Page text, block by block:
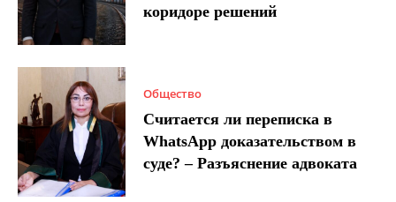
коридоре решений
Общество
Считается ли переписка в
WhatsApp доказательством в
суде? – Разъяснение адвоката